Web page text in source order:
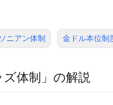
ニアン体制 金ドル本位制
体制」の解説